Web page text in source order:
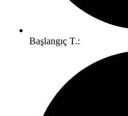
Başlangıç ​​T.: